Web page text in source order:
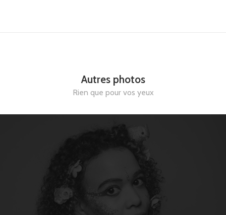
Autres photos
Rien que pour vos yeux